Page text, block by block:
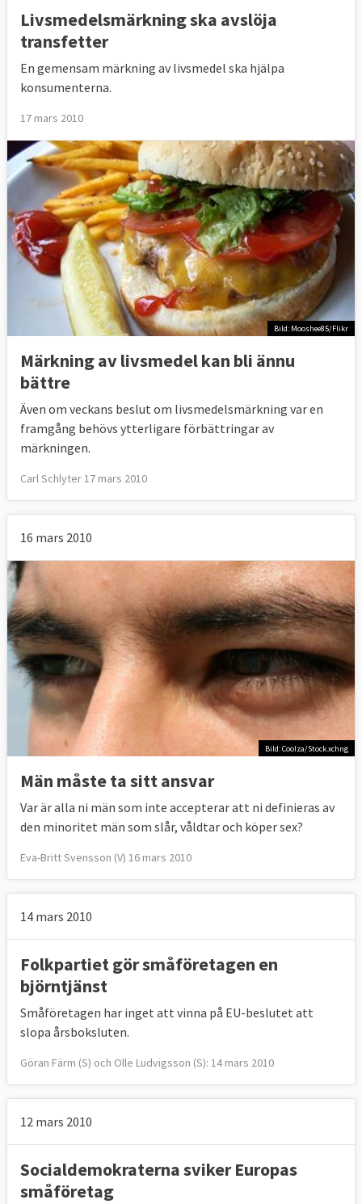
Livsmedelsmärkning ska avslöja
transfetter
En gemensam märkning av livsmedel ska hjälpa
konsumenterna.
17 mars 2010
Bild: Mooshee85/Flikr
Märkning av livsmedel kan bli ännu
bättre
Även om veckans beslut om livsmedelsmärkning var en
framgång behövs ytterligare förbättringar av
märkningen.
Carl Schlyter 17 mars 2010
16 mars 2010
Bild: Coolza/Stock.xchng
Män måste ta sitt ansvar
Var är alla ni män som inte accepterar att ni definieras av
den minoritet män som slår, våldtar och köper sex?
Eva-Britt Svensson (V) 16 mars 2010
14 mars 2010
Folkpartiet gör småföretagen en
björntjänst
Småföretagen har inget att vinna på EU-beslutet att
slopa årsboksluten.
Göran Färm (S) och Olle Ludvigsson (S): 14 mars 2010
12 mars 2010
Socialdemokraterna sviker Europas
småföretag